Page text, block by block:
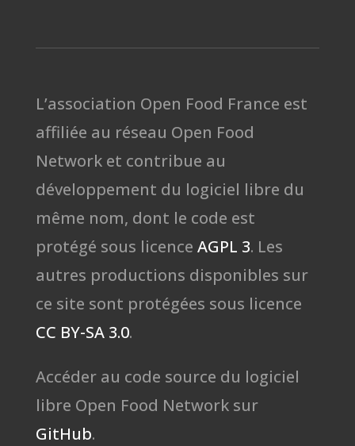
L’association Open Food France est
affiliée au réseau Open Food
Network et contribue au
développement du logiciel libre du
même nom, dont le code est
protégé sous licence AGPL 3. Les
autres productions disponibles sur
ce site sont protégées sous licence
CC BY-SA 3.0.
Accéder au code source du logiciel
libre Open Food Network sur
GitHub.